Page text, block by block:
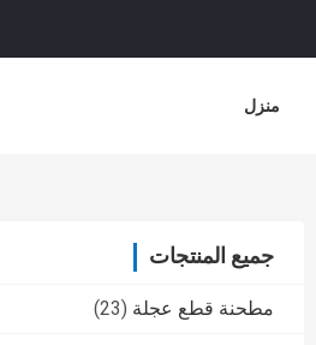
منزل
جميع المنتجات
مطحنة قطع عجلة (23)